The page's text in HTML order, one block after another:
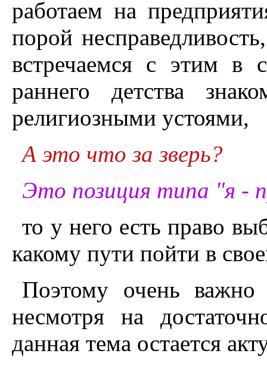
работаем на
порой
встречаемся с этим в
раннего детства
религиозными устоями,
А это что за зверь?
Это позиция типа "я -
то у него есть право
какому пути пойти в
Поэтому очень важно
несмотря на
данная тема остается